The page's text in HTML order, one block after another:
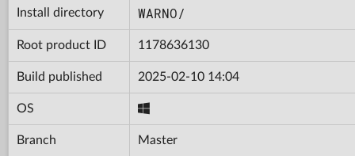
Install directory WARNO/
Root product ID 1178636130
Build published 2025-02-10 14:04
OS
Branch Master